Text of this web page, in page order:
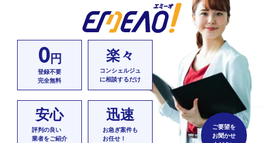
0円
登録不要
完全無料
楽々
コンシェルジュ
に相談するだけ
安心
評判の良い
業者をご紹介
迅速
お急ぎ案件も
お任せ！
ご要望を
お聞かせ